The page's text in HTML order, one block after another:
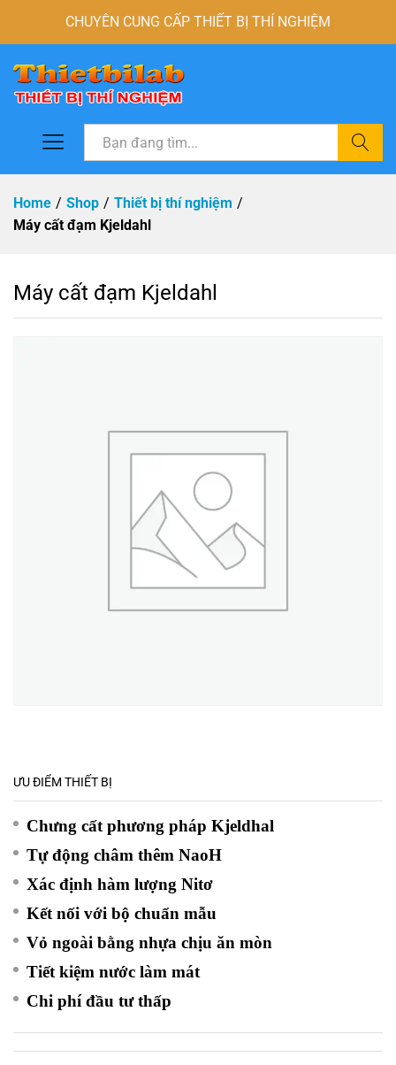
CHUYÊN CUNG CẤP THIẾT BỊ THÍ NGHIỆM
Tìm
Home / Shop / Thiết bị thí nghiệm /
Máy cất đạm Kjeldahl
Máy cất đạm Kjeldahl
ƯU ĐIỂM THIẾT BỊ
Chưng cất phương pháp Kjeldhal
Tự động châm thêm NaoH
Xác định hàm lượng Nitơ
Kết nối với bộ chuẩn mẫu
Vỏ ngoài bằng nhựa chịu ăn mòn
Tiết kiệm nước làm mát
Chi phí đầu tư thấp